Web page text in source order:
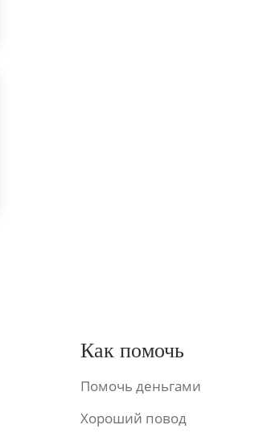
Как помочь
Помочь деньгами
Хороший повод